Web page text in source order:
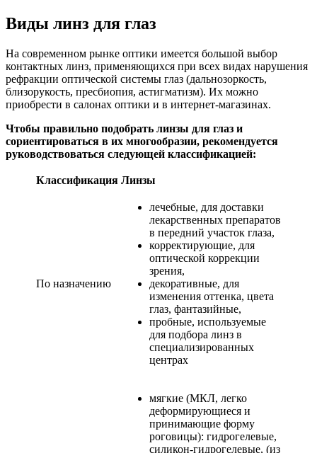
Виды линз для глаз
На современном рынке оптики имеется большой выбор
контактных линз, применяющихся при всех видах нарушения
рефракции оптической системы глаз (дальнозоркость,
близорукость, пресбиопия, астигматизм). Их можно
приобрести в салонах оптики и в интернет-магазинах.
Чтобы правильно подобрать линзы для глаз и
сориентироваться в их многообразии, рекомендуется
руководствоваться следующей классификацией:
Классификация Линзы
По назначению
лечебные, для доставки
лекарственных препаратов
в передний участок глаза,
корректирующие, для
оптической коррекции
зрения,
декоративные, для
изменения оттенка, цвета
глаз, фантазийные,
пробные, используемые
для подбора линз в
специализированных
центрах
мягкие (МКЛ, легко
деформирующиеся и
принимающие форму
роговицы): гидрогелевые,
силикон-гидрогелевые, (из